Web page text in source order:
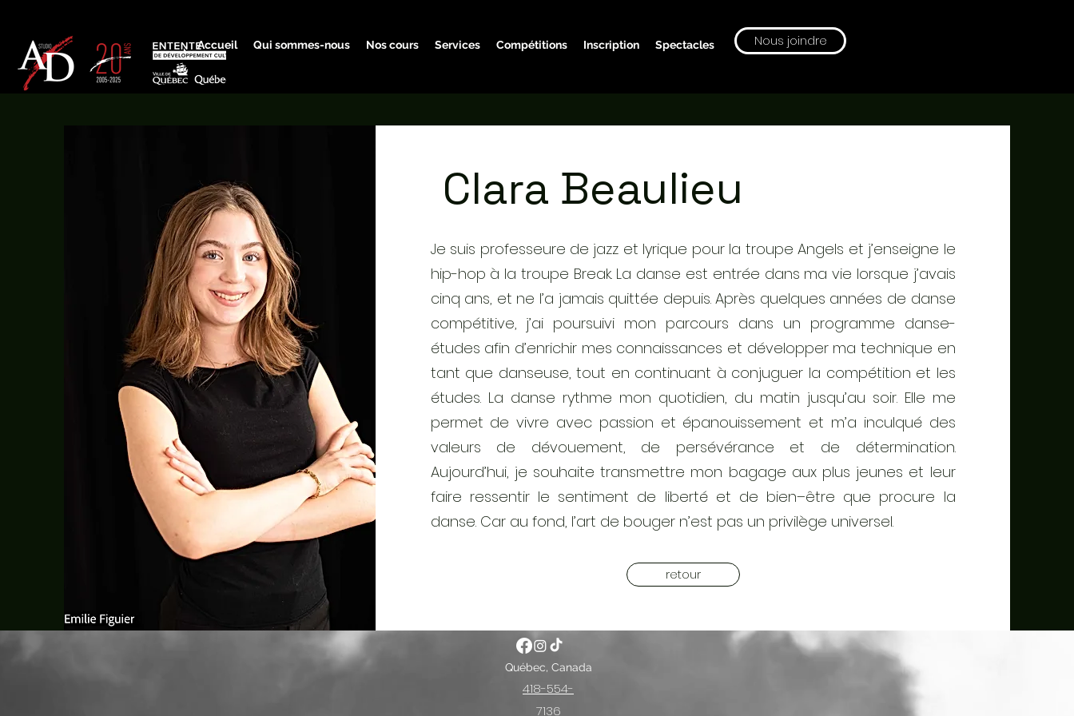
Accueil Qui sommes-nous Nos cours Services Compétitions Inscription Spectacles Nous joindre
Clara Beaulieu
Je suis professeure de jazz et lyrique pour la troupe Angels et j’enseigne le
hip-hop à la troupe Break. La danse est entrée dans ma vie lorsque j’avais
cinq ans, et ne l’a jamais quittée depuis. Après quelques années de danse
compétitive, j’ai poursuivi mon parcours dans un programme danse-
études afin d’enrichir mes connaissances et développer ma technique en
tant que danseuse, tout en continuant à conjuguer la compétition et les
études. La danse rythme mon quotidien, du matin jusqu’au soir. Elle me
permet de vivre avec passion et épanouissement et m’a inculqué des
valeurs de dévouement, de persévérance et de détermination.
Aujourd’hui, je souhaite transmettre mon bagage aux plus jeunes et leur
faire ressentir le sentiment de liberté et de bien–être que procure la
danse. Car au fond, l’art de bouger n’est pas un privilège universel.
retour
Québec, Canada
418-554-
7136